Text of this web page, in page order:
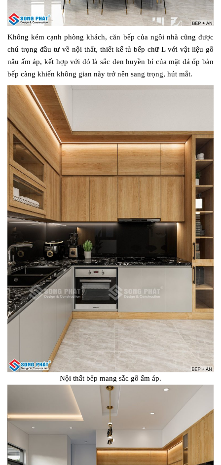
Không kém cạnh phòng khách, căn bếp của ngôi nhà cũng được
chú trọng đầu tư về nội thất, thiết kế tủ bếp chữ L với vật liệu gỗ
nâu ấm áp, kết hợp với đó là sắc đen huyền bí của mặt đá ốp bàn
bếp càng khiến không gian này trở nên sang trọng, hút mắt.
Nội thất bếp mang sắc gỗ ấm áp.